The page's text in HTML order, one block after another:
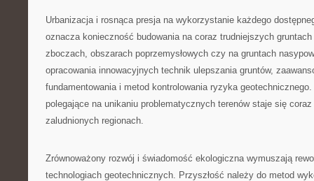
Urbanizacja i rosnąca presja na wykorzystanie każdego
oznacza konieczność budowania na coraz trudniejszych
zboczach, obszarach poprzemysłowych czy na gruntach
opracowania innowacyjnych technik ulepszania gruntów,
fundamentowania i metod kontrolowania ryzyka
polegające na unikaniu problematycznych terenów staje się
zaludnionych regionach.
Zrównoważony rozwój i świadomość ekologiczna wymuszają
technologiach geotechnicznych. Przyszłość należy do metod